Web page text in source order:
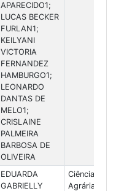
APARECIDO1;
LUCAS BECKER
FURLAN1;
KEILYANI
VICTORIA
FERNANDEZ
HAMBURGO1;
LEONARDO
DANTAS DE
MELO1;
CRISLAINE
PALMEIRA
BARBOSA DE
OLIVEIRA
EDUARDA
GABRIELLY
Ciências
Agrárias